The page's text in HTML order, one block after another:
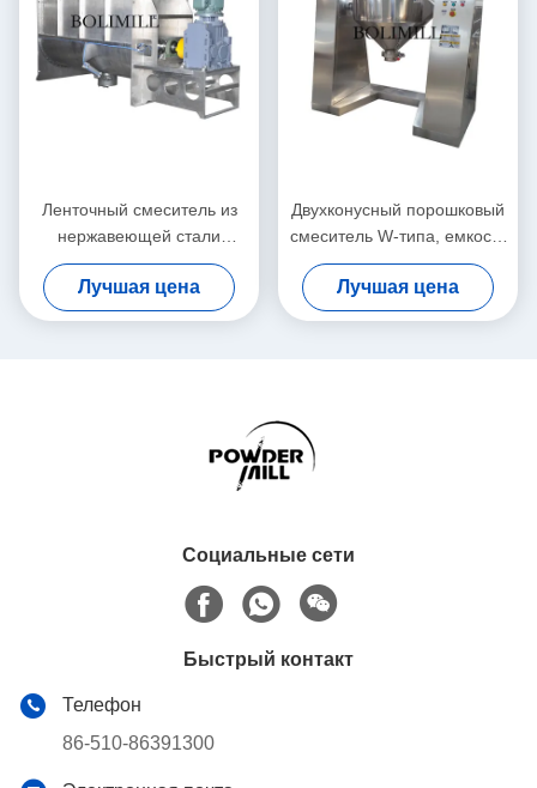
Ленточный смеситель из
нержавеющей стали
емкостью 3000 л с
напряжением 220-660 В и
мощностью 22 кВт для
Лучшая цена
Двухконусный порошковый
смеситель W-типа, емкость
3000 л, скорость 3-12 об/
мин, напряжение 220-660
В
Лучшая цена
Социальные сети
Быстрый контакт
Телефон
86-510-86391300